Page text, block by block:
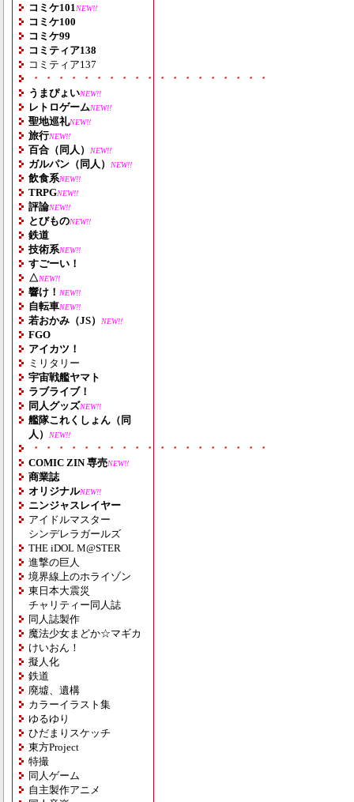
コミケ101 NEW!!
コミケ100
コミケ99
コミティア138
コミティア137
・・・・・・・・・・・・・・・・・・・
うまぴょいNEW!!
レトロゲームNEW!!
聖地巡礼NEW!!
旅行NEW!!
百合（同人） NEW!!
ガルパン（同人） NEW!!
飲食系NEW!!
TRPGNEW!!
評論NEW!!
とびものNEW!!
鉄道
技術系NEW!!
すごーい！
△NEW!!
響け！ NEW!!
自転車NEW!!
若おかみ（JS） NEW!!
FGO
アイカツ！
ミリタリー
宇宙戦艦ヤマト
ラブライブ！
同人グッズNEW!!
艦隊これくしょん（同
人）
NEW!!
・・・・・・・・・・・・・・・・・・・
COMIC ZIN 専売NEW!!
商業誌
オリジナルNEW!!
ニンジャスレイヤー
アイドルマスター
シンデレラガールズ
THE iDOL M@STER
進撃の巨人
境界線上のホライゾン
東日本大震災
チャリティー同人誌
同人誌製作
魔法少女まどか☆マギカ
けいおん！
擬人化
鉄道
廃墟、遺構
カラーイラスト集
ゆるゆり
ひだまりスケッチ
東方Project
特撮
同人ゲーム
自主製作アニメ